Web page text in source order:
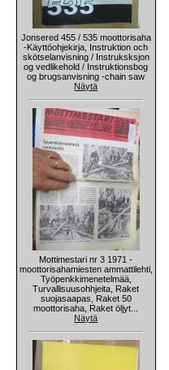
Jonsered 455 / 535 moottorisaha
-Käyttöohjekirja, Instruktion och
skötselanvisning / Instruksksjon
og vedlikehold / Instruktionsbog
og brugsanvisning -chain saw
Näytä
Mottimestari nr 3 1971 -
moottorisahamiesten ammattilehti,
Työpenkkimenetelmää,
Turvallisuusohhjeita, Raket
suojasaapas, Raket 50
moottorisaha, Raket öljyt...
Näytä